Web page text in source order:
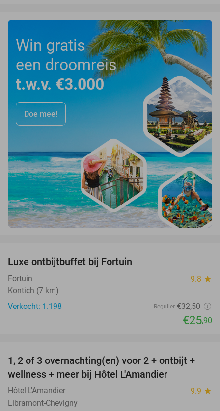
Win gratis
een droomreis
t.w.v. €3.000
Doe mee!
Luxe ontbijtbuffet bij Fortuin
Fortuin 9.8 star
Kontich (7 km)
Verkocht: 1.198
Regulier €32,50
€25,90
32%
TODAY
1, 2 of 3 overnachting(en) voor 2 + ontbijt +
wellness + meer bij Hôtel L'Amandier
Hôtel L'Amandier 9.9 star
Libramont-Chevigny